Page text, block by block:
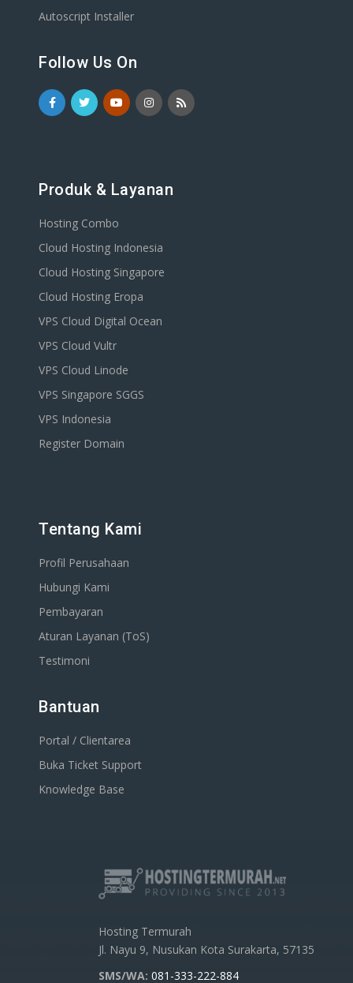
Autoscript Installer
Follow Us On
Produk & Layanan
Hosting Combo
Cloud Hosting Indonesia
Cloud Hosting Singapore
Cloud Hosting Eropa
VPS Cloud Digital Ocean
VPS Cloud Vultr
VPS Cloud Linode
VPS Singapore SGGS
VPS Indonesia
Register Domain
Tentang Kami
Profil Perusahaan
Hubungi Kami
Pembayaran
Aturan Layanan (ToS)
Testimoni
Bantuan
Portal / Clientarea
Buka Ticket Support
Knowledge Base
Hosting Termurah
Jl. Nayu 9, Nusukan Kota Surakarta, 57135
SMS/WA: 081-333-222-884